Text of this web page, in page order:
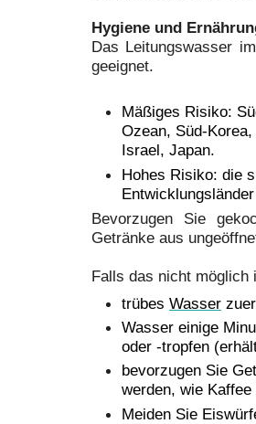
Hygiene und
Das Leitungswasser
geeignet.
Mäßiges Risiko:
Ozean, Süd-
Israel, Japan.
Hohes Risiko: die
Bevorzugen Sie
Getränke aus
Falls das nicht möglich
trübes Wasser
Wasser einige
oder -tropfen
bevorzugen Sie
werden, wie Kaffee
Meiden Sie